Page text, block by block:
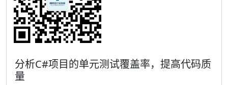
分析C#项目的单元测试覆盖率，提高代码质
量